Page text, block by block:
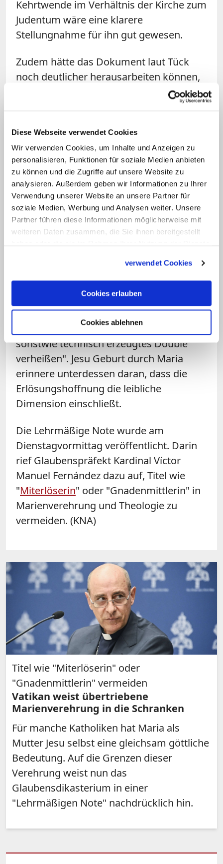
Diese Webseite verwendet Cookies
Wir verwenden Cookies, um Inhalte und Anzeigen zu
personalisieren, Funktionen für soziale Medien anbieten
zu können und die Zugriffe auf unsere Website zu
analysieren. Außerdem geben wir Informationen zu Ihrer
Verwendung unserer Website an unsere Partner für
soziale Medien, Werbung und Analysen weiter. Unsere
Partner führen diese Informationen möglicherweise mit
weiteren Daten zusammen, die Sie ihnen bereitgestellt
verwendet Cookies
Cookies erlauben
Cookies ablehnen
Kehrtwende im Verhältnis der Kirche zum
Judentum wäre eine klarere
Stellungnahme für ihn gut gewesen.
Zudem hätte das Dokument laut Tück
noch deutlicher herausarbeiten können,
"dass das Bekenntnis zur jungfräulichen
Mutterschaft Mariens eine doppelte
skandalösen Realismus, dass Gott in der
Geschichte durch die jungfräuliche
Geburt einen heilsgeschichtlichen
Neuanfang gesetzt hat. Zweitens die mit
der Mutterschaft verbundene
Provokation der Inkarnation des
göttlichen Wortes." Und: Jesus sei ganz
Statement "gegen technognostische
Diese würden die "leibliche Konstitution
des Menschen abwerten, wenn sie eine
Unsterblichkeit als digitales oder
sonstwie technisch erzeugtes Double
verheißen". Jesu Geburt durch Maria
erinnere unterdessen daran, dass die
Erlösungshoffnung die leibliche
Dimension einschließt.
Die Lehrmäßige Note wurde am
Dienstagvormittag veröffentlicht. Darin
rief Glaubenspräfekt Kardinal Víctor
Manuel Fernández dazu auf, Titel wie
"Miterlöserin" oder "Gnadenmittlerin" in
Marienverehrung und Theologie zu
vermeiden. (KNA)
Titel wie "Miterlöserin" oder
"Gnadenmittlerin" vermeiden
Vatikan weist übertriebene
Marienverehrung in die Schranken
Für manche Katholiken hat Maria als
Mutter Jesu selbst eine gleichsam göttliche
Bedeutung. Auf die Grenzen dieser
Verehrung weist nun das
Glaubensdikasterium in einer
"Lehrmäßigen Note" nachdrücklich hin.